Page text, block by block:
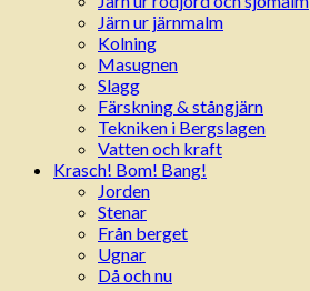
Järn ur järnmalm
Kolning
Masugnen
Slagg
Färskning & stångjärn
Tekniken i Bergslagen
Vatten och kraft
Krasch! Bom! Bang!
Jorden
Stenar
Från berget
Ugnar
Då och nu